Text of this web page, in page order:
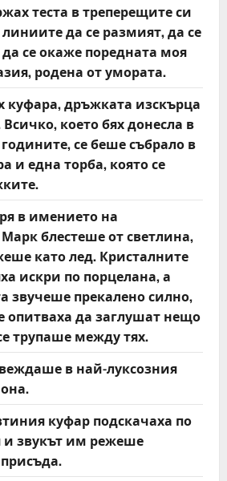
теста в треперещите си
да се размият, да се
се окаже поредната моя
родена от умората.
куфара, дръжката изскърца
което бях донесла в
се беше събрало в
и една торба, която се
в имението на
блестеше от светлина,
като лед. Кристалните
искри по порцелана, а
звучеше прекалено силно,
опитваха да заглушат нещо
трупаше между тях.
в най-луксозния
куфар подскачаха по
и звукът им режеше